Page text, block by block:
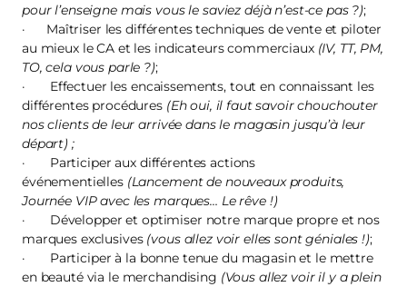
pour l’enseigne mais vous le saviez déjà n’est-ce pas ?);
· Maîtriser les différentes techniques de vente et piloter
au mieux le CA et les indicateurs commerciaux (IV, TT, PM,
TO, cela vous parle ?);
· Effectuer les encaissements, tout en connaissant les
différentes procédures (Eh oui, il faut savoir chouchouter
nos clients de leur arrivée dans le magasin jusqu’à leur
départ) ;
· Participer aux différentes actions
événementielles (Lancement de nouveaux produits,
Journée VIP avec les marques… Le rêve !)
· Développer et optimiser notre marque propre et nos
marques exclusives (vous allez voir elles sont géniales !);
· Participer à la bonne tenue du magasin et le mettre
en beauté via le merchandising (Vous allez voir il y a plein